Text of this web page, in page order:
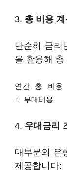
3. 총 비용 계
단순히 금리
을 활용해 총
연간 총 비용
+ 부대비용
4. 우대금리
대부분의 은
제공합니다: